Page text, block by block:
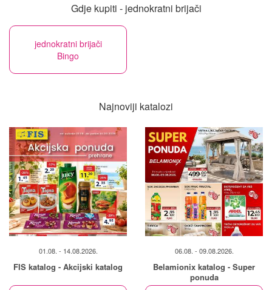
Gdje kupiti - jednokratni brijači
jednokratni brijači
Bingo
Najnoviji katalozi
01.08. - 14.08.2026.
FIS katalog - Akcijski katalog
06.08. - 09.08.2026.
Belamionix katalog - Super
ponuda